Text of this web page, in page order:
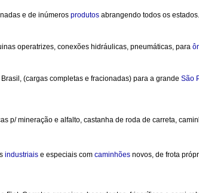
e de inúmeros produtos abrangendo todos os
operatrizes, conexões hidráulicas, pneumáticas, para
(cargas completas e fracionadas) para a grande São
p/ mineração e alfalto, castanha de roda de carreta,
industriais e especiais com caminhões novos, de frota